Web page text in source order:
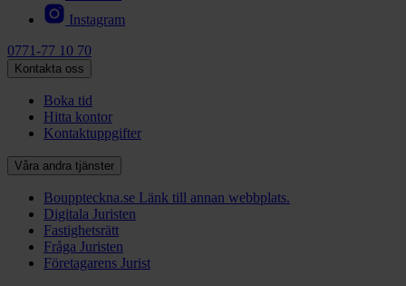
Instagram
0771-77 10 70
Kontakta oss
Boka tid
Hitta kontor
Kontaktuppgifter
Våra andra tjänster
Bouppteckna.se Länk till annan webbplats.
Digitala Juristen
Fastighetsrätt
Fråga Juristen
Företagarens Jurist